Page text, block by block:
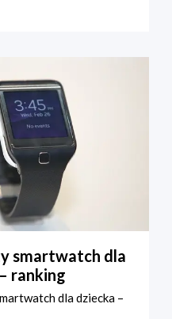
smartwatch dla
ranking
dla dziecka –